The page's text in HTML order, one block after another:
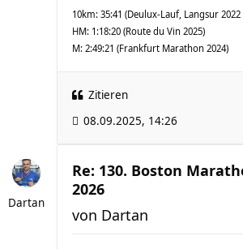
10km: 35:41 (Deulux-Lauf, Langsur 2022
HM: 1:18:20 (Route du Vin 2025)
M: 2:49:21 (Frankfurt Marathon 2024)
Zitieren
08.09.2025, 14:26
Dartan
Re: 130. Boston
2026
von Dartan